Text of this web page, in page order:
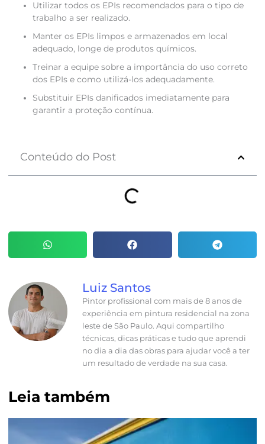
Utilizar todos os EPIs recomendados para o tipo de
trabalho a ser realizado.
Manter os EPIs limpos e armazenados em local
adequado, longe de produtos químicos.
Treinar a equipe sobre a importância do uso correto
dos EPIs e como utilizá-los adequadamente.
Substituir EPIs danificados imediatamente para
garantir a proteção contínua.
Conteúdo do Post
Luiz Santos
Pintor profissional com mais de 8 anos de
experiência em pintura residencial na zona
leste de São Paulo. Aqui compartilho
técnicas, dicas práticas e tudo que aprendi
no dia a dia das obras para ajudar você a ter
um resultado de verdade na sua casa.
Leia também